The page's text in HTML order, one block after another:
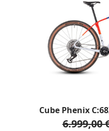
Cube Phenix
6.999,00